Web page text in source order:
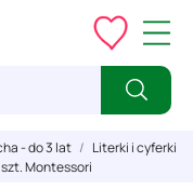
- do 3 lat
Literki i cyferki
szt. Montessori